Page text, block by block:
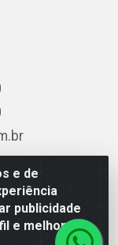
e de
publicidade
e melhorar a
- Aviário, Feira de
0001-08